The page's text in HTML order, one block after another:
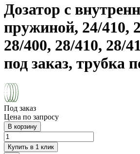
Дозатор с
пружиной, 24/410,
28/400, 28/410, 28/
под заказ, трубка
Под заказ
Цена по запросу
В корзину
Купить в 1 клик